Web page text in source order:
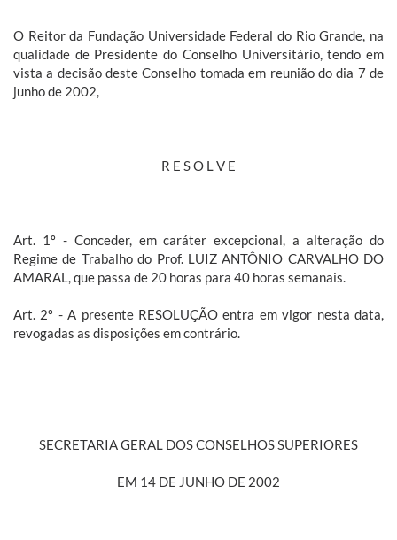
O Reitor da Fundação Universidade Federal do Rio Grande, na
qualidade de Presidente do Conselho Universitário, tendo em
vista a decisão deste Conselho tomada em reunião do dia 7 de
junho de 2002,
R E S O L V E
Art. 1º - Conceder, em caráter excepcional, a alteração do
Regime de Trabalho do Prof. LUIZ ANTÔNIO CARVALHO DO
AMARAL, que passa de 20 horas para 40 horas semanais.
Art. 2º - A presente RESOLUÇÃO entra em vigor nesta data,
revogadas as disposições em contrário.
SECRETARIA GERAL DOS CONSELHOS SUPERIORES
EM 14 DE JUNHO DE 2002